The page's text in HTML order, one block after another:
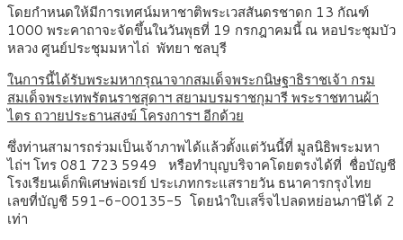
โดยกำหนดให้มีการเทศน์มหาชาติพระเวสสันดรชาดก 13 กัณฑ์
1000 พระคาถาจะจัดขึ้นในวันพุธที่ 19 กรกฎาคมนี้ ณ หอประชุมบัว
หลวง ศูนย์ประชุมมหาไถ่ พัทยา ชลบุรี
ในการนี้ได้รับพระมหากรุณาจากสมเด็จพระกนิษฐาธิราชเจ้า กรม
สมเด็จพระเทพรัตนราชสุดาฯ สยามบรมราชกุมารี พระราชทานผ้า
ไตร ถวายประธานสงฆ์ โครงการฯ อีกด้วย
ซึ่งท่านสามารถร่วมเป็นเจ้าภาพได้แล้วตั้งแต่วันนี้ที่ มูลนิธิพระมหา
ไถ่ฯ โทร 081 723 5949 หรือทำบุญบริจาคโดยตรงได้ที่ ชื่อบัญชี
โรงเรียนเด็กพิเศษพ่อเรย์ ประเภทกระแสรายวัน ธนาคารกรุงไทย
เลขที่บัญชี 591-6-00135-5 โดยนำใบเสร็จไปลดหย่อนภาษีได้ 2
เท่า